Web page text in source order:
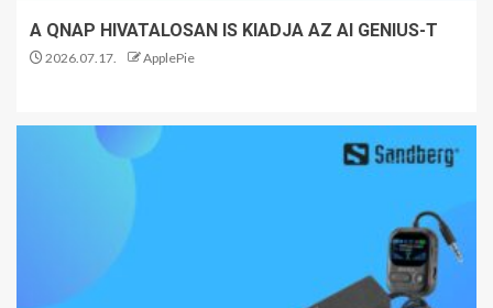
A QNAP HIVATALOSAN IS KIADJA AZ AI GENIUS-T
2026.07.17. ApplePie